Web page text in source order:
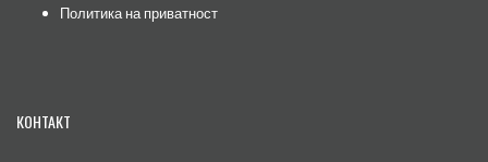
Политика на приватност
КОНТАКТ